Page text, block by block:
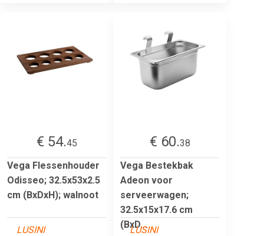
€ 54.45
Vega Flessenhouder
Odisseo; 32.5x53x2.5
cm (BxDxH); walnoot
LUSINI
€ 60.38
Vega Bestekbak
Adeon voor
serveerwagen;
32.5x15x17.6 cm
(BxD...
LUSINI